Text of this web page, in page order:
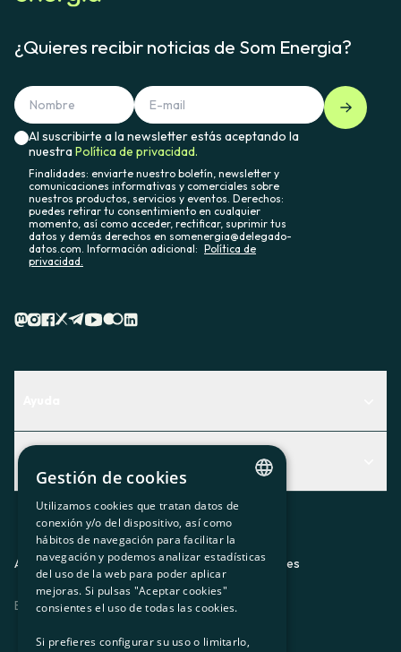
¿Quieres recibir noticias de Som Energia?
Al suscribirte a la newsletter estás aceptando la
nuestraPolítica de privacidad.
Finalidades: enviarte nuestro boletín, newsletter y
comunicaciones informativas y comerciales sobre
nuestros productos, servicios y eventos. Derechos:
puedes retirar tu consentimiento en cualquier
momento, así como acceder, rectificar, suprimir tus
datos y demás derechos en somenergia@delegado-
datos.com. Información adicional: Política de
privacidad.
Descubre qué servicio te encaja mejor
Contacto
Actualidad
El rincón de la socia
Prensa
Trabaja con nosotros
Aviso legalPolítica de privacidadPolítica de cookies
ES CAGLEU
CATALAN
SPANISH
GL
BASQUE
Gestión de cookies
Utilizamos cookies que tratan datos de
conexión y/o del dispositivo, así como
hábitos de navegación para facilitar la
navegación y podemos analizar estadísticas
del uso de la web para poder aplicar
mejoras. Si pulsas "Aceptar cookies"
consientes el uso de todas las cookies.
Si prefieres configurar su uso o limitarlo,